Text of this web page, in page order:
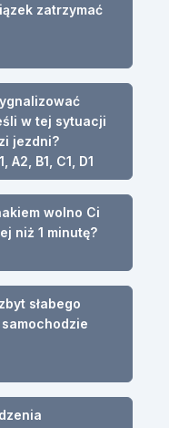
zatrzymać
w tej sytuacji
jezdni?
A2, B1, C1, D1
wolno Ci
niż 1 minutę?
słabego